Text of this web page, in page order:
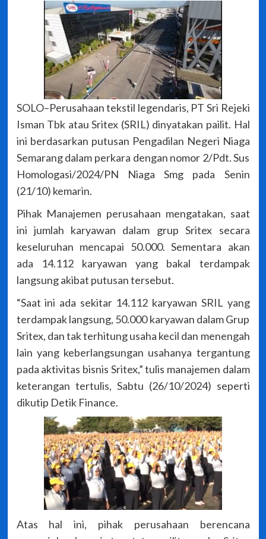
SOLO–Perusahaan tekstil legendaris, PT Sri Rejeki
Isman Tbk atau Sritex (SRIL) dinyatakan pailit. Hal
ini berdasarkan putusan Pengadilan Negeri Niaga
Semarang dalam perkara dengan nomor 2/Pdt. Sus
Homologasi/2024/PN Niaga Smg pada Senin
(21/10) kemarin.
Pihak Manajemen perusahaan mengatakan, saat
ini jumlah karyawan dalam grup Sritex secara
keseluruhan mencapai 50.000. Sementara akan
ada 14.112 karyawan yang bakal terdampak
langsung akibat putusan tersebut.
“Saat ini ada sekitar 14.112 karyawan SRIL yang
terdampak langsung, 50.000 karyawan dalam Grup
Sritex, dan tak terhitung usaha kecil dan menengah
lain yang keberlangsungan usahanya tergantung
pada aktivitas bisnis Sritex,” tulis manajemen dalam
keterangan tertulis, Sabtu (26/10/2024) seperti
dikutip Detik Finance.
Atas hal ini, pihak perusahaan berencana